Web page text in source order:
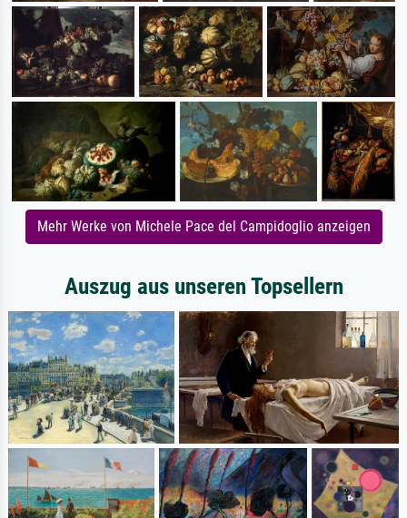
Mehr Werke von Michele Pace del Campidoglio anzeigen
Auszug aus unseren Topsellern